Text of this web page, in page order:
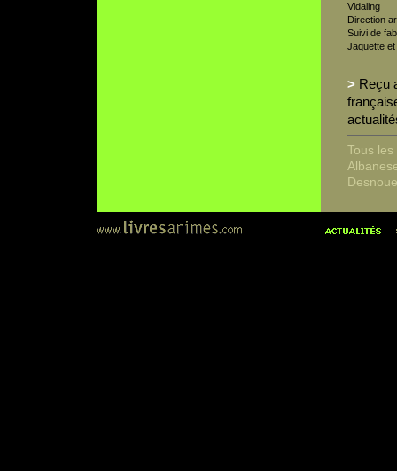
Vidaling
Direction
Suivi de
Jaquette
> Reçu
Tous